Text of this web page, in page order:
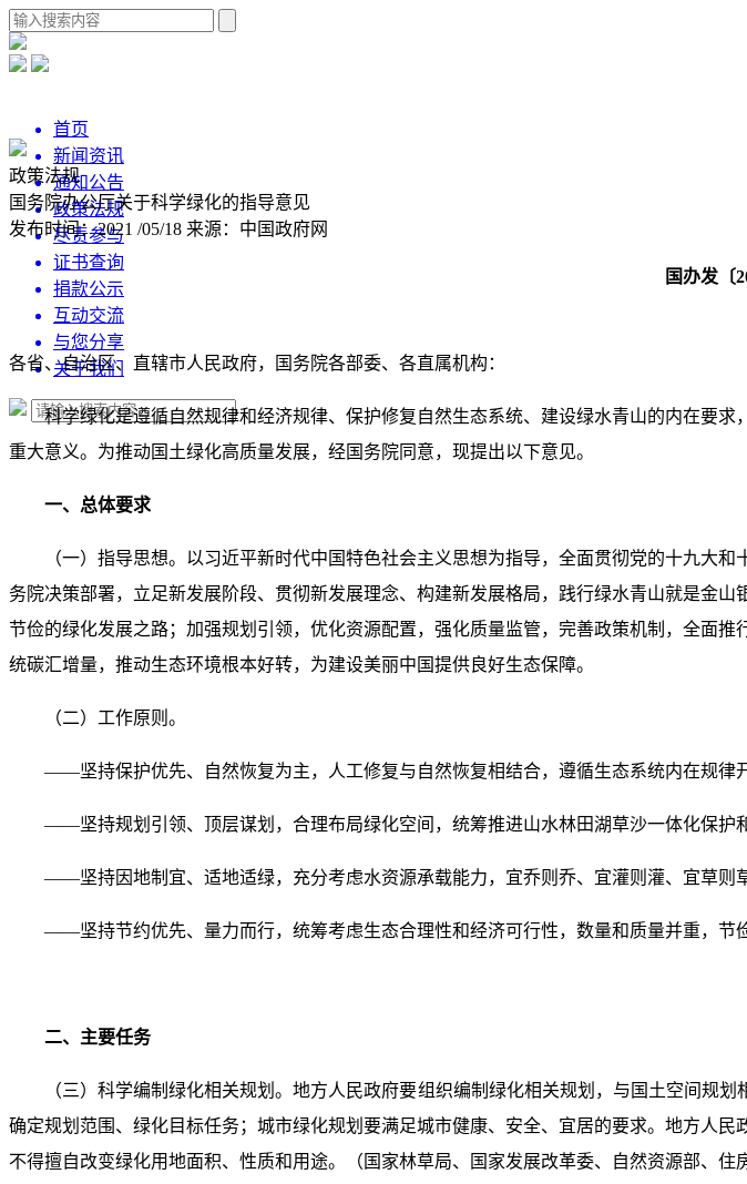
首页
新闻资讯
通知公告
政策法规
尽责参与
证书查询
捐款公示
互动交流
与您分享
关于我们
政策法规
国务院办公厅关于科学绿化的指导意见
发布时间：2021 /05/18 来源：中国政府网
国办发〔
各省、自治区、直辖市人民政府，国务院各部委、各直属机构：
科学绿化是遵循自然规律和经济规律、保护修复自然生态系统、建设绿水青山的内在要
重大意义。为推动国土绿化高质量发展，经国务院同意，现提出以下意见。
一、总体要求
（一）指导思想。以习近平新时代中国特色社会主义思想为指导，全面贯彻党的十九大
务院决策部署，立足新发展阶段、贯彻新发展理念、构建新发展格局，践行绿水青山就是金
节俭的绿化发展之路；加强规划引领，优化资源配置，强化质量监管，完善政策机制，全面
统碳汇增量，推动生态环境根本好转，为建设美丽中国提供良好生态保障。
（二）工作原则。
——坚持保护优先、自然恢复为主，人工修复与自然恢复相结合，遵循生态系统内在规律
——坚持规划引领、顶层谋划，合理布局绿化空间，统筹推进山水林田湖草沙一体化保护
——坚持因地制宜、适地适绿，充分考虑水资源承载能力，宜乔则乔、宜灌则灌、宜草则
——坚持节约优先、量力而行，统筹考虑生态合理性和经济可行性，数量和质量并重，节
二、主要任务
（三）科学编制绿化相关规划。地方人民政府要组织编制绿化相关规划，与国土空间规
确定规划范围、绿化目标任务；城市绿化规划要满足城市健康、安全、宜居的要求。地方人
不得擅自改变绿化用地面积、性质和用途。（国家林草局、国家发展改革委、自然资源部、